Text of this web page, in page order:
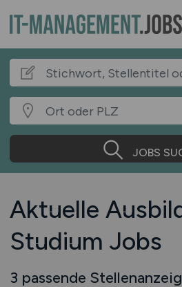
JOBS
Aktuelle
Studium Jobs
3 passende